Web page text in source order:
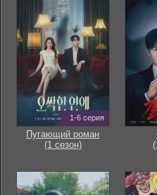
1-6 серия
Пугающий роман
(1 сезон)